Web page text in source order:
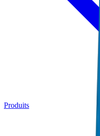
Produits